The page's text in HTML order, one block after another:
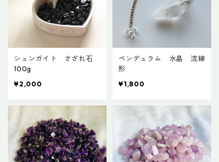
シュンガイト さざれ石
100g
¥2,000
ペンデュラム 水晶 流線
形
¥1,800